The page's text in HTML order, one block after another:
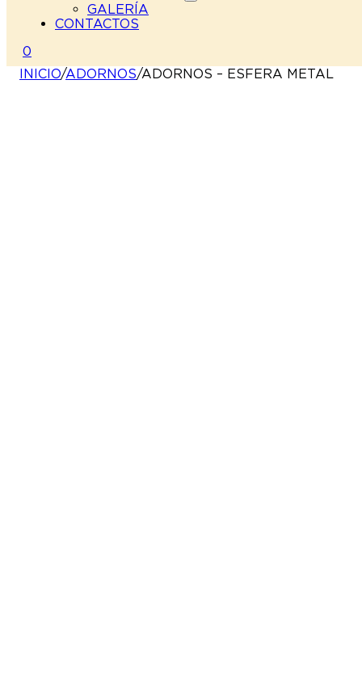
GALERÍA
CONTACTOS
0
INICIO/ADORNOS/ADORNOS – ESFERA METAL